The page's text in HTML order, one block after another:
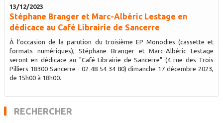
13/12/2023
Stéphane Branger et Marc-Albéric Lestage en
dédicace au Café Librairie de Sancerre
À l’occasion de la parution du troisième EP Monodies (cassette et
formats numériques), Stéphane Branger et Marc-Albéric Lestage
seront en dédicace au "Café Librairie de Sancerre" (4 rue des Trois
Pilliers 18300 Sancerre - 02 48 54 34 80) dimanche 17 décembre 2023,
de 15h00 à 18h00.
RECHERCHER